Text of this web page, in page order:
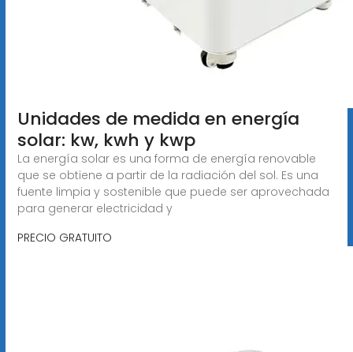
Unidades de medida en energía
solar: kw, kwh y kwp
La energía solar es una forma de energía renovable
que se obtiene a partir de la radiación del sol. Es una
fuente limpia y sostenible que puede ser aprovechada
para generar electricidad y
PRECIO GRATUITO